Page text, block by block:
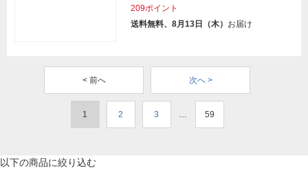
209ポイント
送料無料、8月13日（木） お届け
< 前へ 次へ >
1 2 3 … 59
以下の商品に絞り込む